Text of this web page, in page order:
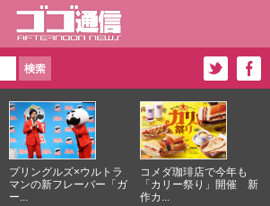
プリングルズ×ウルトラ
マンの新フレーバー「ガ
ー...
コメダ珈琲店で今年も
「カリー祭り」開催 新
作カ...